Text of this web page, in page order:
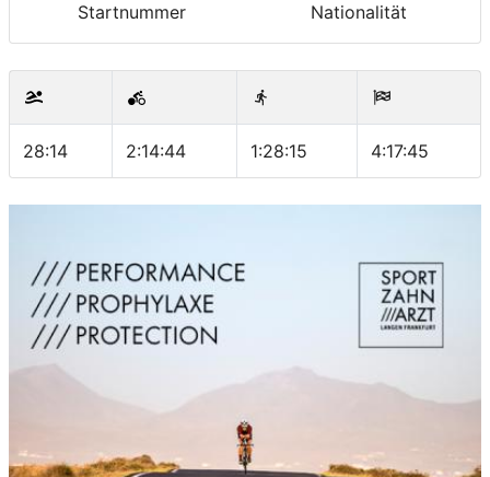
Startnummer
Nationalität
28:14 2:14:44 1:28:15 4:17:45